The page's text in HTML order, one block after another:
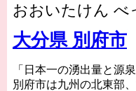
おおいたけん べ
大分県 別府市
「日本一の湧出量と源
別府市は九州の北東部